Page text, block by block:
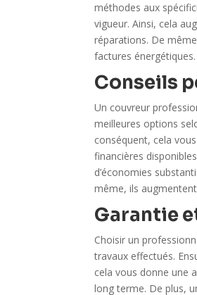
méthodes aux
vigueur. Ainsi, cela
réparations. De
factures énergétiques.
Conseils
Un couvreur
meilleures options
conséquent, cela
financières
d’économies
même, ils
Garantie
Choisir un
travaux effectués.
cela vous donne une
long terme. De plus,